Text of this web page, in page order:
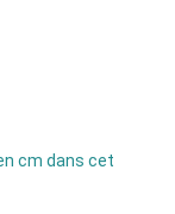
cm dans cet